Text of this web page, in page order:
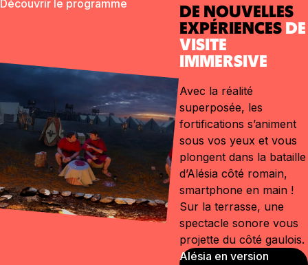
DE NOUVELLES
EXPÉRIENCES DE
VISITE
IMMERSIVE
Avec la réalité
superposée, les
fortifications s’animent
sous vos yeux et vous
plongent dans la bataille
d’Alésia côté romain,
smartphone en main !
Sur la terrasse, une
spectacle sonore vous
projette du côté gaulois.
Alésia en version